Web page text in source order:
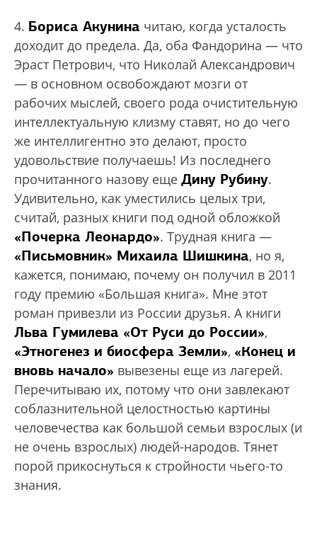
4. Бориса Акунина читаю, когда усталость
доходит до предела. Да, оба Фандорина — что
Эраст Петрович, что Николай Александрович
— в основном освобождают мозги от
рабочих мыслей, своего рода очистительную
интеллектуальную клизму ставят, но до чего
же интеллигентно это делают, просто
удовольствие получаешь! Из последнего
прочитанного назову еще Дину Рубину.
Удивительно, как уместились целых три,
считай, разных книги под одной обложкой
«Почерка Леонардо». Трудная книга —
«Письмовник» Михаила Шишкина, но я,
кажется, понимаю, почему он получил в 2011
году премию «Большая книга». Мне этот
роман привезли из России друзья. А книги
Льва Гумилева «От Руси до России»,
«Этногенез и биосфера Земли», «Конец и
вновь начало» вывезены еще из лагерей.
Перечитываю их, потому что они завлекают
соблазнительной целостностью картины
человечества как большой семьи взрослых (и
не очень взрослых) людей-народов. Тянет
порой прикоснуться к стройности чьего-то
знания.